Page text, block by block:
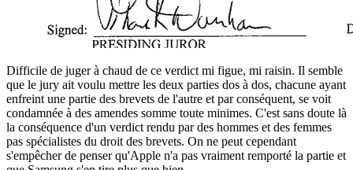
Difficile de juger à chaud de ce verdict mi figue, mi raisin. Il semble
que le jury ait voulu mettre les deux parties dos à dos, chacune ayant
enfreint une partie des brevets de l'autre et par conséquent, se voit
condamnée à des amendes somme toute minimes. C'est sans doute là
la conséquence d'un verdict rendu par des hommes et des femmes
pas spécialistes du droit des brevets. On ne peut cependant
s'empêcher de penser qu'Apple n'a pas vraiment remporté la partie et